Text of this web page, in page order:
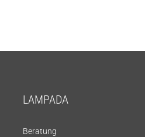
LAMPADA
Beratung